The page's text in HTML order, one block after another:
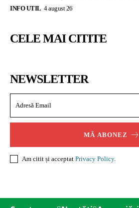
INFO UTIL 4 august 26
CELE MAI CITITE
NEWSLETTER
MĂ ABONEZ
Am citit și acceptat Privacy Policy.